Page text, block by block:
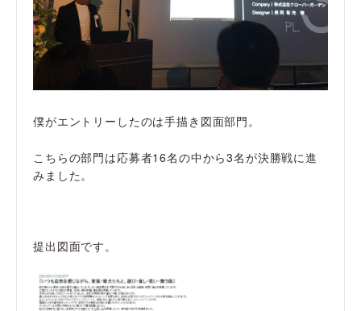
僕がエントリーしたのは手描き図面部門。
こちらの部門は応募者16名の中から3名が決勝戦に進
みました。
提出図面です。